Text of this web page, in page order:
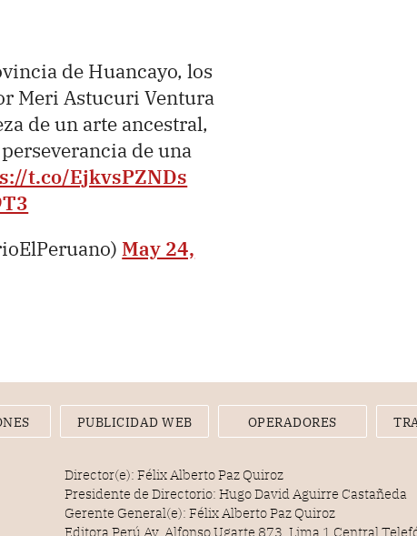
de Huancayo, los
Meri Astucuri Ventura
de un arte ancestral,
de una
t.co/EjkvsPZNDs
May 24,
PUBLICIDAD WEB OPERADORES
Director(e): Félix Alberto Paz Quiroz
Presidente de Directorio: Hugo David Aguirre Castañeda
Gerente General(e): Félix Alberto Paz Quiroz
Editora Perú Av. Alfonso Ugarte 873, Lima 1 Central